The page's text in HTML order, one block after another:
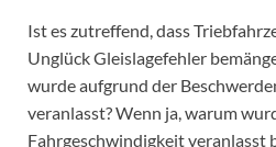
Ist es zutreffend, dass
Unglück Gleislagefehler
wurde aufgrund der
veranlasst? Wenn ja, warum
Fahrgeschwindigkeit veranlasst